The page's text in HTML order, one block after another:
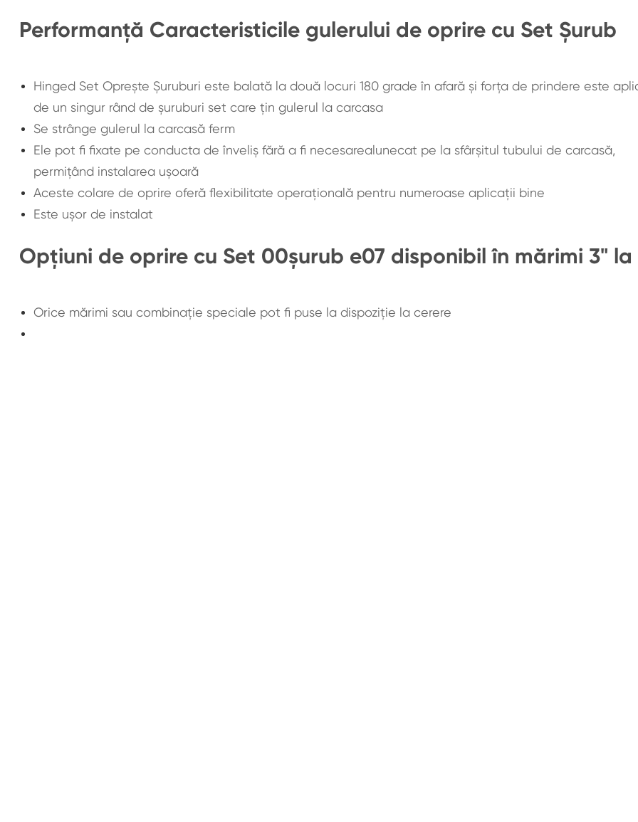
Performanță Caracteristicile gulerului de oprire cu Set Șurub
Hinged Set Oprește Șuruburi este balată la două locuri 180 grade în afară și forța de prindere este
de un singur rând de șuruburi set care țin gulerul la carcasa
Se strânge gulerul la carcasă ferm
Ele pot fi fixate pe conducta de înveliș fără a fi necesarealunecat pe la sfârșitul tubului de carcasă,
permițând instalarea ușoară
Aceste colare de oprire oferă flexibilitate operațională pentru numeroase aplicații bine
Este ușor de instalat
Opțiuni de oprire cu Set 00șurub e07 disponibil în mărimi 3" la
Orice mărimi sau combinație speciale pot fi puse la dispoziție la cerere